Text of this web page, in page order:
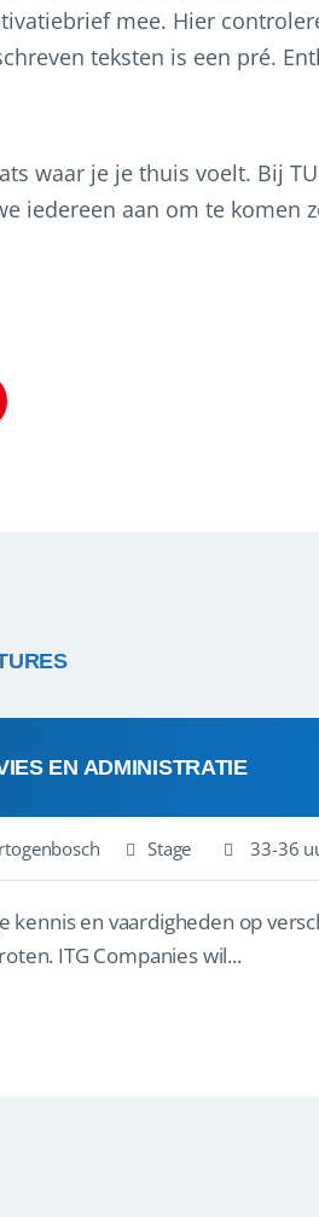
mee. Hier
teksten is een pré.
waar je je thuis voelt. Bij
iedereen aan om te komen
EN ADMINISTRATIE
Stage 33-36
kennis en vaardigheden op
ITG Companies wil...